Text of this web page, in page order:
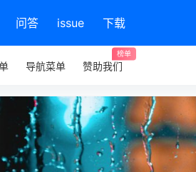
问答 issue 下载
导航菜单 赞助我们
榜单